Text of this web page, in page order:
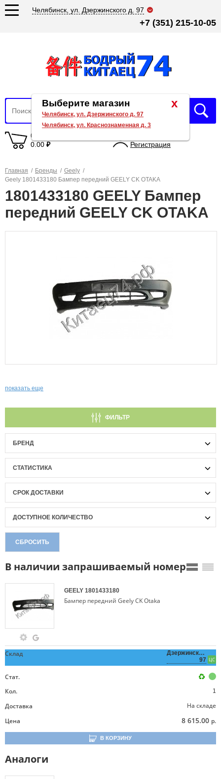
Челябинск, ул. Дзержинского д. 97
+7 (351) 215-10-05
0 товаров
0.00 ₽
Регистрация
Главная / Бренды / Geely /
Geely 1801433180 Бампер передний GEELY CK OTAKA
1801433180 GEELY Бампер
передний GEELY CK OTAKA
показать еще
ФИЛЬТР
БРЕНД
СТАТИСТИКА
СРОК ДОСТАВКИ
ДОСТУПНОЕ КОЛИЧЕСТВО
СБРОСИТЬ
В наличии запрашиваемый номер
GEELY 1801433180
Бампер передний Geely CK Otaka
Склад
Дзержинского,
97 ЦС
Стат.
Кол.
1
Доставка
На складе
Цена
8 615.00 р.
В КОРЗИНУ
Аналоги
x
Выберите магазин
Челябинск, ул. Дзержинского д. 97
Челябинск, ул. Краснознаменная д. 3